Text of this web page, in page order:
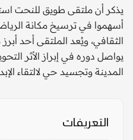
أسهموا في ترسيخ مكانة
الثقافي، ويُعد الملتقى أحد
يواصل دوره في إبراز الأثر
المدينة وتجسيد حي لالتقاء
التعريفات